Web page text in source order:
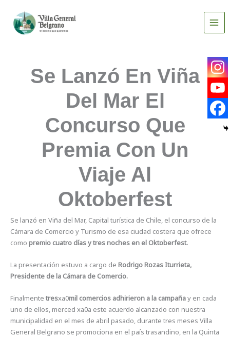
contenido
Se Lanzó En Viña
Del Mar El
Concurso Que
Premia Con Un
Viaje Al
Oktoberfest
Se lanzó en Viña del Mar, Capital turística de Chile, el concurso de la
Cámara de Comercio y Turismo de esa ciudad costera que ofrece
comopremio cuatro días y tres noches en el Oktoberfest.
La presentación estuvo a cargo deRodrigo Rozas Iturrieta,
Presidente de la Cámara de Comercio.
Finalmentetresxa0mil comercios adhirieron a la campañay en cada
uno de ellos, merced xa0a este acuerdo alcanzado con nuestra
municipalidad en el mes de abril pasado, durante tres meses Villa
General Belgrano se promociona en el país trasandino, en la Quinta